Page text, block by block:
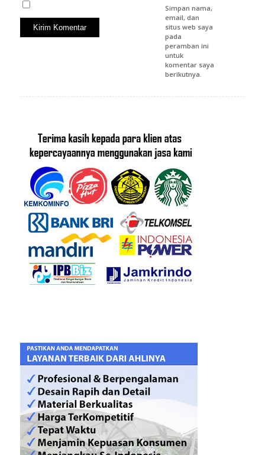
Simpan nama,
email, dan
situs web saya
pada
peramban ini
untuk
komentar saya
berikutnya.